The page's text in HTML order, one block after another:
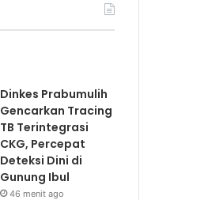
Dinkes Prabumulih
Gencarkan Tracing
TB Terintegrasi
CKG, Percepat
Deteksi Dini di
Gunung Ibul
46 menit ago